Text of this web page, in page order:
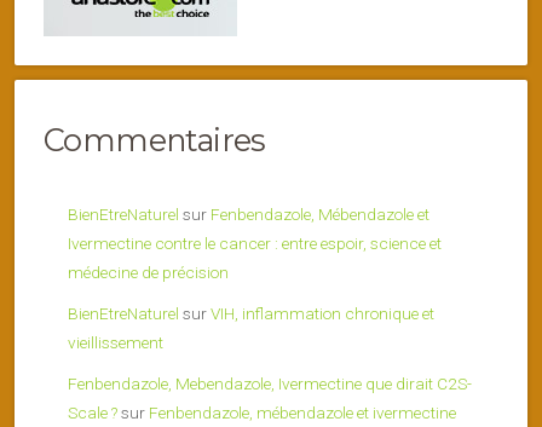
Commentaires
BienEtreNaturel sur Fenbendazole, Mébendazole et
Ivermectine contre le cancer : entre espoir, science et
médecine de précision
BienEtreNaturel surVIH, inflammation chronique et
vieillissement
Fenbendazole, Mebendazole, Ivermectine que dirait C2S-
Scale ?sur Fenbendazole, mébendazole et ivermectine